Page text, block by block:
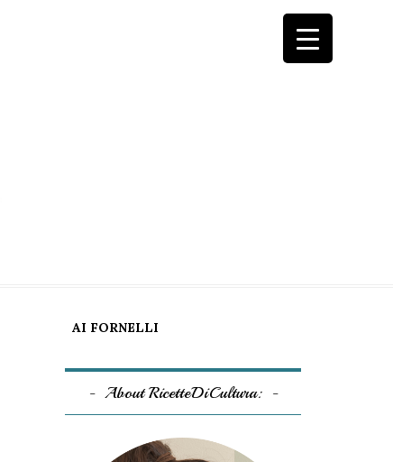
AI FORNELLI
About RicetteDiCultura: